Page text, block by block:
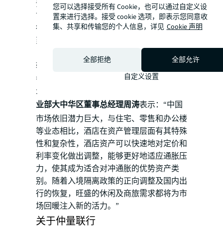
预期进一步走低，但将拉动投资人视时机入
市交易，2023年或将迎来交易高峰。仲量联
行预计2023年中国内地酒店投资交易额将达
到20亿美元（约合人民币146亿元）。”
目前，中国经济正在从追求“量”向重视“质”
转变，中国酒店行业也面临严峻挑战，各方
参与者更应该做好全方位准备，迎接正在发
生的深刻变革。
业部大中华区董事总经理周涛表示：“中国
市场依旧潜力巨大，与住宅、零售和办公楼
等业态相比，酒店在资产管理层面有其特殊
性和复杂性，酒店资产可以快速地对定价和
利率变化做出调整，能够更好地适应通胀压
力，使其成为适合对冲通胀的优势资产类
别。随着入境隔离政策的正向调整及国内出
行的恢复，旺盛的休闲及商旅需求都将为市
场回暖注入新的活力。”
关于仲量联行
您可以选择接受所有 Cookie，也可以通过自定义设
置来进行选择。接受 cookie 选项，即表示您同意收
集、共享和传输您的个人信息，详见 Cookie 声明
全部拒绝
全部允许
自定义设置